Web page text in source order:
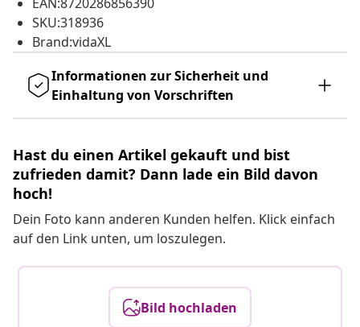
SKU:318936
Brand:vidaXL
Informationen zur Sicherheit und
Einhaltung von Vorschriften
Hast du einen Artikel gekauft und bist
zufrieden damit? Dann lade ein Bild davon
hoch!
Dein Foto kann anderen Kunden helfen. Klick einfach
auf den Link unten, um loszulegen.
Bild hochladen